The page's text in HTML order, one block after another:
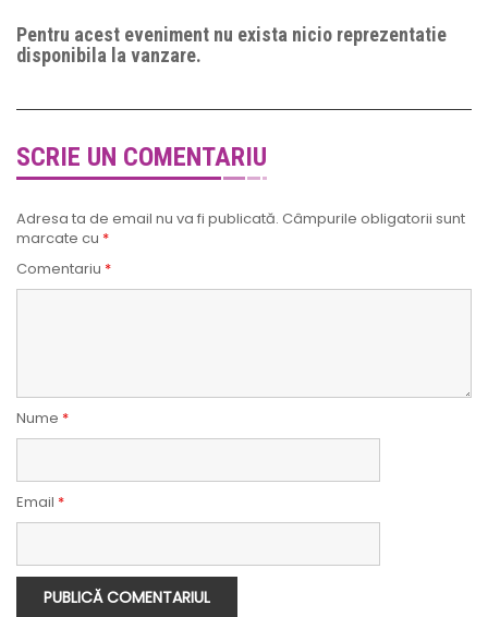
Pentru acest eveniment nu exista nicio reprezentatie
disponibila la vanzare.
SCRIE UN COMENTARIU
Adresa ta de email nu va fi publicată. Câmpurile obligatorii sunt
marcate cu *
Comentariu *
Nume *
Email *